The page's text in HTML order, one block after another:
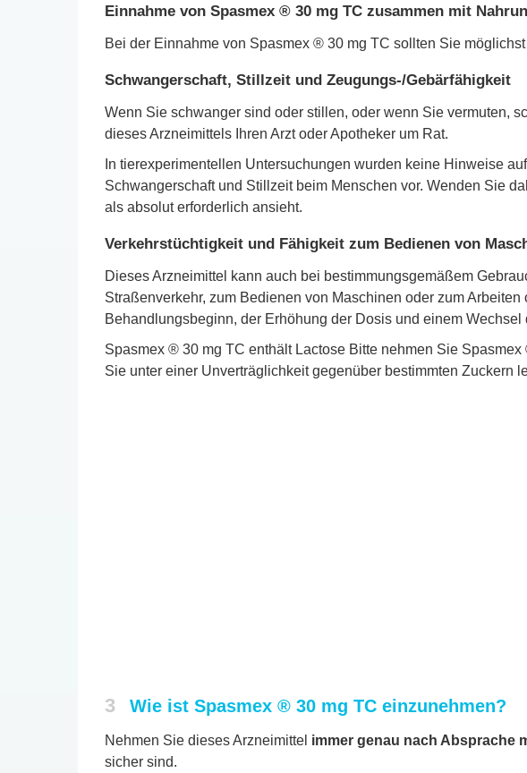
Einnahme von Spasmex ® 30 mg TC zusammen mit
Bei der Einnahme von Spasmex ® 30 mg TC sollten Sie
Schwangerschaft, Stillzeit und Zeugungs-/Gebärfähigkeit
Wenn Sie schwanger sind oder stillen, oder wenn Sie vermuten,
dieses Arzneimittels Ihren Arzt oder Apotheker um Rat.
In tierexperimentellen Untersuchungen wurden keine Hinweise
Schwangerschaft und Stillzeit beim Menschen vor. Wenden Sie
als absolut erforderlich ansieht.
Verkehrstüchtigkeit und Fähigkeit zum Bedienen von
Dieses Arzneimittel kann auch bei bestimmungsgemäßem
Straßenverkehr, zum Bedienen von Maschinen oder zum
Behandlungsbeginn, der Erhöhung der Dosis und einem
Spasmex ® 30 mg TC enthält Lactose Bitte nehmen Sie
Sie unter einer Unverträglichkeit gegenüber bestimmten Zuckern
3 Wie ist Spasmex ® 30 mg TC einzunehmen?
Nehmen Sie dieses Arzneimittel immer genau nach Absprache
sicher sind.